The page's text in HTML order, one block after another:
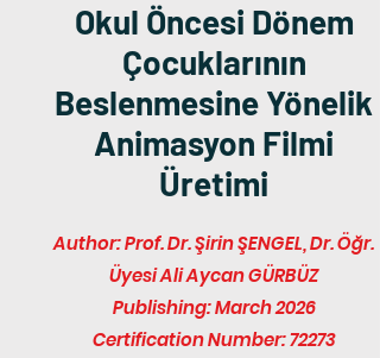
Okul Öncesi Dönem
Çocuklarının
Beslenmesine Yönelik
Animasyon Filmi
Üretimi
Author: Prof. Dr. Şirin ŞENGEL, Dr. Öğr.
Üyesi Ali Aycan GÜRBÜZ
Publishing: March 2026
Certification Number: 72273